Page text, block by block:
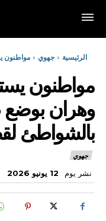
الرئيسية جهوي
مواطنون
مواطنون
وهران بوضع
بالشواطئ
جهوي
نشر يوم 12 يونيو 2026